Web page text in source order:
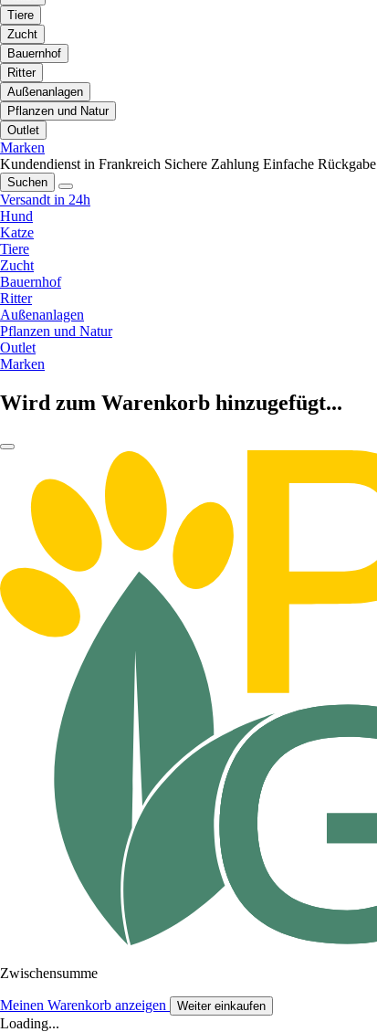
Tiere
Zucht
Bauernhof
Ritter
Außenanlagen
Pflanzen und Natur
Outlet
Marken
Kundendienst in Frankreich Sichere Zahlung Einfache Rückgabe
Suchen
Versandt in 24h
Hund
Katze
Tiere
Zucht
Bauernhof
Ritter
Außenanlagen
Pflanzen und Natur
Outlet
Marken
Wird zum Warenkorb hinzugefügt...
Zwischensumme
Meinen Warenkorb anzeigen Weiter einkaufen
Loading...